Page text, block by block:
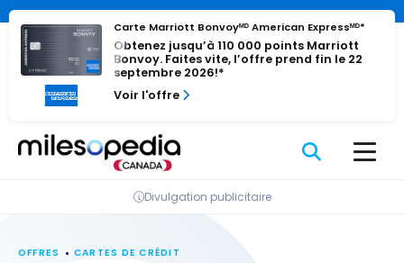
Panneau de gestion des cookies
Passer
contenu
Carte Marriott Bonvoyᴹᴰ American Expressᴹᴰ*
Obtenez jusqu’à 110 000 points Marriott
Bonvoy. Faites vite, l’offre prend fin le 22
septembre 2026!*
Voir l'offre
Divulgation publicitaire
OFFRES CARTES DE CRÉDIT